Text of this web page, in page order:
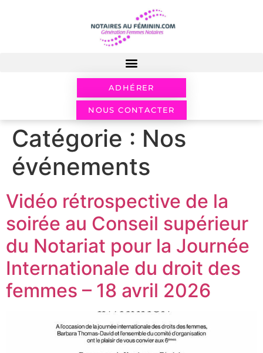
ADHÉRER
NOUS CONTACTER
Catégorie : Nos
événements
Vidéo rétrospective de la
soirée au Conseil supérieur
du Notariat pour la Journée
Internationale du droit des
femmes – 18 avril 2026